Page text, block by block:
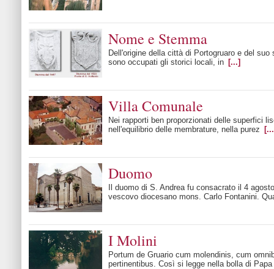
Nome e Stemma
Dell'origine della città di Portogruaro e del
sono occupati gli storici locali, in [...]
Villa Comunale
Nei rapporti ben proporzionati delle superfici
nell'equilibrio delle membrature, nella purez
Duomo
Il duomo di S. Andrea fu consacrato il 4
vescovo diocesano mons. Carlo Fontanini.
I Molini
Portum de Gruario cum molendinis, cum
pertinentibus. Così si legge nella bolla di